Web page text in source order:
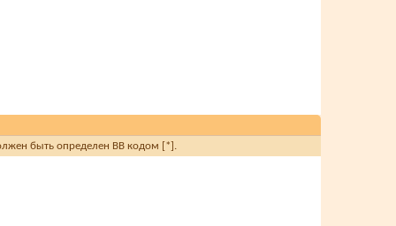
быть определен BB кодом [*].